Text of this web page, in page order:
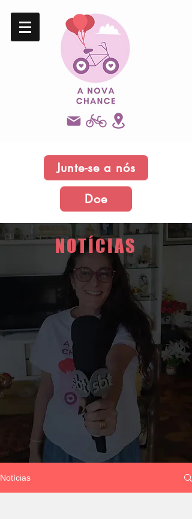
Junte-se a nós
Doe
NOTÍCIAS
Notícias